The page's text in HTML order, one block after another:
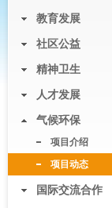
教育发展
社区公益
精神卫生
人才发展
气候环保
项目介绍
项目动态
国际交流合作